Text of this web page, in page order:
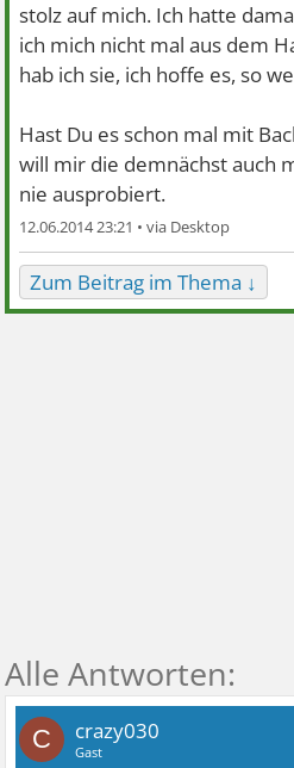
stolz auf mich. Ich hatte
ich mich nicht mal aus dem
hab ich sie, ich hoffe es, so
Hast Du es schon mal mit
will mir die demnächst auch
nie ausprobiert.
12.06.2014 23:21 •
Zum Beitrag im Thema ↓
C crazy030
Gast